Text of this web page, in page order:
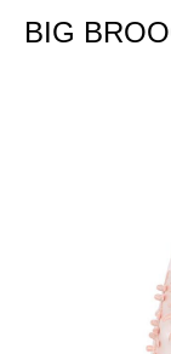
BIG